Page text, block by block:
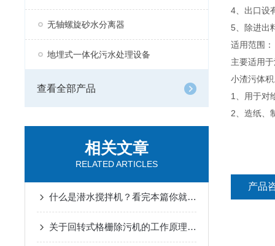
无轴螺旋砂水分离器
地埋式一体化污水处理设备
查看全部产品
相关文章
RELATED ARTICLES
什么是潜水搅拌机？看完本篇你就知道了
关于回转式格栅除污机的工作原理及优势分享
4、出口设
5、除进出
适用范围：
主要适用
小渣污体
1、用于对
2、造纸、
产品